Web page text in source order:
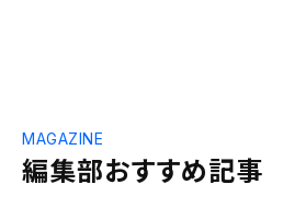
編集部おすすめ記事
MAGAZINE